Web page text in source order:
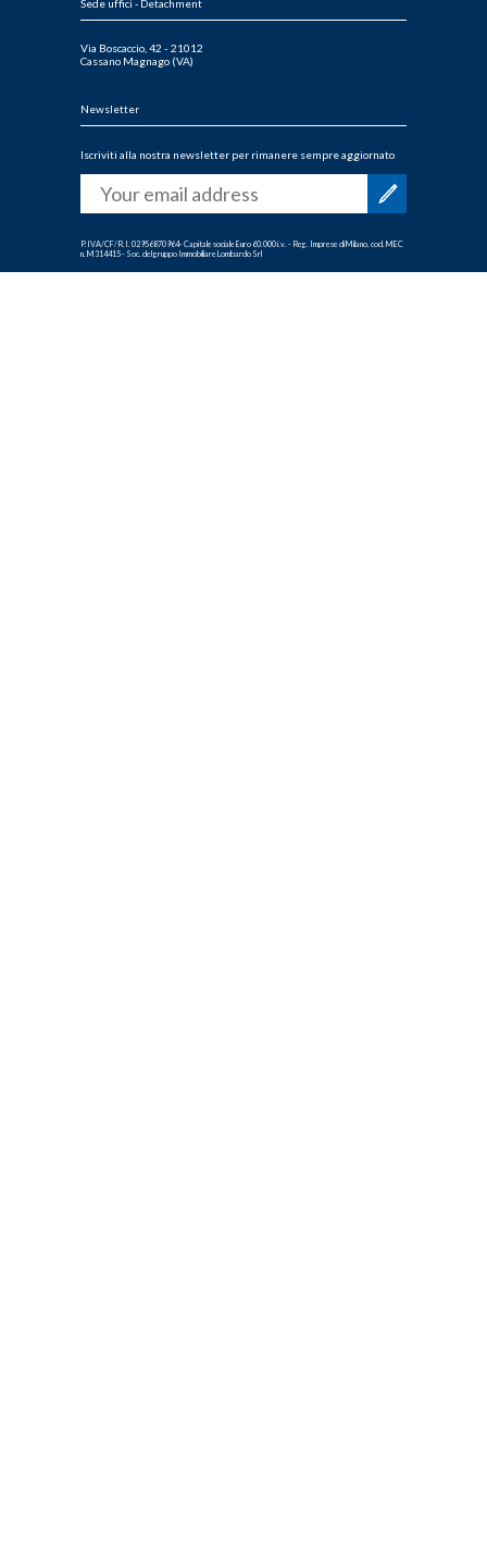
Sede uffici - Detachment
Via Boscaccio, 42 - 21012
Cassano Magnago (VA)
Newsletter
Iscriviti alla nostra newsletter per rimanere sempre aggiornato
P.IVA/CF/R.I. 02956870964- Capitale sociale Euro 60.000 i.v. - Reg. Imprese di Milano, cod. MEC
n. M314415 - Soc. del gruppo Immobiliare Lombardo Srl